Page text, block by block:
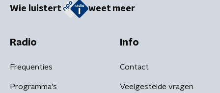
Wie luistert weet meer
Radio
Frequenties
Programma's
Info
Contact
Veelgestelde vragen